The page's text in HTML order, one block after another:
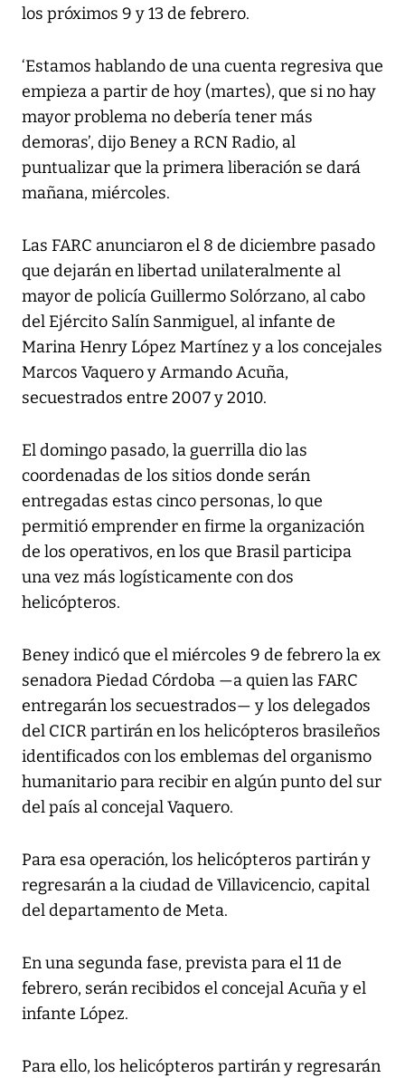
los próximos 9 y 13 de febrero.
‘Estamos hablando de una cuenta regresiva que
empieza a partir de hoy (martes), que si no hay
mayor problema no debería tener más
demoras’, dijo Beney a RCN Radio, al
puntualizar que la primera liberación se dará
mañana, miércoles.
Las FARC anunciaron el 8 de diciembre pasado
que dejarán en libertad unilateralmente al
mayor de policía Guillermo Solórzano, al cabo
del Ejército Salín Sanmiguel, al infante de
Marina Henry López Martínez y a los concejales
Marcos Vaquero y Armando Acuña,
secuestrados entre 2007 y 2010.
El domingo pasado, la guerrilla dio las
coordenadas de los sitios donde serán
entregadas estas cinco personas, lo que
permitió emprender en firme la organización
de los operativos, en los que Brasil participa
una vez más logísticamente con dos
helicópteros.
Beney indicó que el miércoles 9 de febrero la ex
senadora Piedad Córdoba —a quien las FARC
entregarán los secuestrados— y los delegados
del CICR partirán en los helicópteros brasileños
identificados con los emblemas del organismo
humanitario para recibir en algún punto del sur
del país al concejal Vaquero.
Para esa operación, los helicópteros partirán y
regresarán a la ciudad de Villavicencio, capital
del departamento de Meta.
En una segunda fase, prevista para el 11 de
febrero, serán recibidos el concejal Acuña y el
infante López.
Para ello, los helicópteros partirán y regresarán